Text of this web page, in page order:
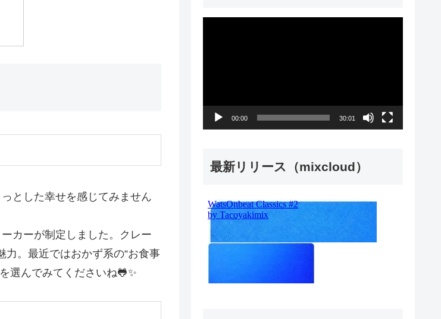
とした幸せを感じてみません
カーが制定しました。クレー
。最近ではおかず系の“お食事
選んでみてくださいね🐸✨
00:00 30:01
最新リリース（mixcloud）